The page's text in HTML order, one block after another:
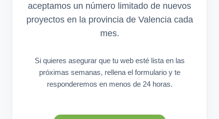
aceptamos un número limitado de nuevos
proyectos en la provincia de Valencia cada
mes.
Si quieres asegurar que tu web esté lista en las
próximas semanas, rellena el formulario y te
responderemos en menos de 24 horas.